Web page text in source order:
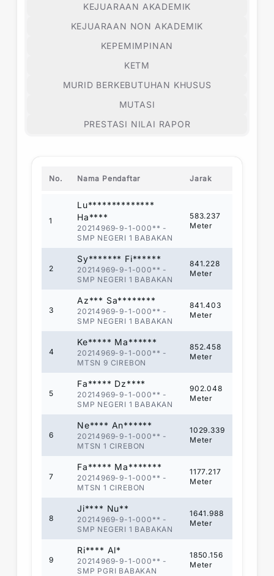
KEJUARAAN AKADEMIK
KEJUARAAN NON AKADEMIK
KEPEMIMPINAN
KETM
MURID BERKEBUTUHAN KHUSUS
MUTASI
PRESTASI NILAI RAPOR
No. Nama Pendaftar Jarak
1
Lu**************
Ha****
20214969-9-1-000** -
SMP NEGERI 1 BABAKAN
583.237
Meter
2
Sy******* Fi******
20214969-9-1-000** -
SMP NEGERI 1 BABAKAN
841.228
Meter
3
Az*** Sa********
20214969-9-1-000** -
SMP NEGERI 1 BABAKAN
841.403
Meter
4
Ke***** Ma******
20214969-9-1-000** -
MTSN 9 CIREBON
852.458
Meter
5
Fa***** Dz****
20214969-9-1-000** -
SMP NEGERI 1 BABAKAN
902.048
Meter
6
Ne**** An******
20214969-9-1-000** -
MTSN 1 CIREBON
1029.339
Meter
7
Fa***** Ma*******
20214969-9-1-000** -
MTSN 1 CIREBON
1177.217
Meter
8
Ji**** Nu**
20214969-9-1-000** -
SMP NEGERI 1 BABAKAN
1641.988
Meter
9
Ri**** Al*
20214969-9-1-000** -
SMP PGRI BABAKAN
1850.156
Meter